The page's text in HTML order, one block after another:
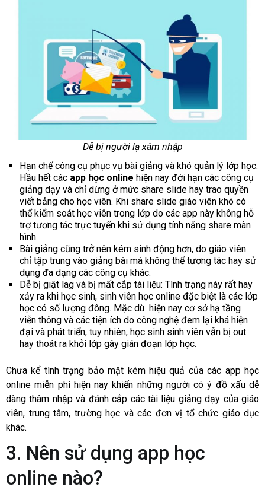
Dễ bị người lạ xâm nhập
Hạn chế công cụ phục vụ bài giảng và khó quản lý lớp học:
Hầu hết các app học onlinehiện nay đới hạn các công cụ
giảng dạy và chỉ dừng ở mức share slide hay trao quyền
viết bảng cho học viên. Khi share slide giáo viên khó có
thể kiểm soát học viên trong lớp do các app này không hỗ
trợ tương tác trực tuyến khi sử dụng tính năng share màn
hình.
Bài giảng cũng trở nên kém sinh động hơn, do giáo viên
chỉ tập trung vào giảng bài mà không thể tương tác hay sử
dụng đa dạng các công cụ khác.
Dễ bị giật lag và bị mất cắp tài liệu: Tình trạng này rất hay
xảy ra khi học sinh, sinh viên học online đặc biệt là các lớp
học có số lượng đông. Mặc dù hiện nay cơ sở hạ tầng
viễn thông và các tiện ích do công nghệ đem lại khá hiện
đại và phát triển, tuy nhiên, học sinh sinh viên vẫn bị out
hay thoát ra khỏi lớp gây gián đoạn lớp học.
Chưa kể tình trạng bảo mật kém hiệu quả của các app học
online miễn phí hiện nay khiến những người có ý đồ xấu dễ
dàng thâm nhập và đánh cắp các tài liệu giảng dạy của giáo
viên, trung tâm, trường học và các đơn vị tổ chức giáo dục
khác.
3. Nên sử dụng app học
online nào?